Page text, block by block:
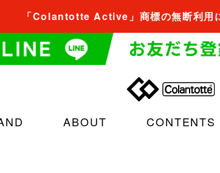
「Colantotte Active」商標の無断利用
ABOUT CONTENTS